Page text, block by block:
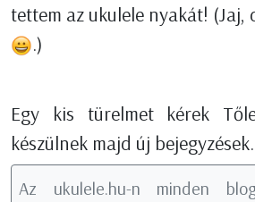
tettem az ukulele nyakát!
.)
Egy kis türelmet kérek
készülnek majd új bejegyzések.
Az ukulele.hu-n minden